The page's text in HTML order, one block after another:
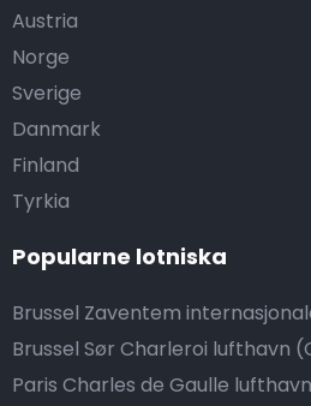
Austria
Norge
Sverige
Danmark
Finland
Tyrkia
Popularne lotniska
Brussel Zaventem
Brussel Sør Charleroi lufthavn
Paris Charles de Gaulle